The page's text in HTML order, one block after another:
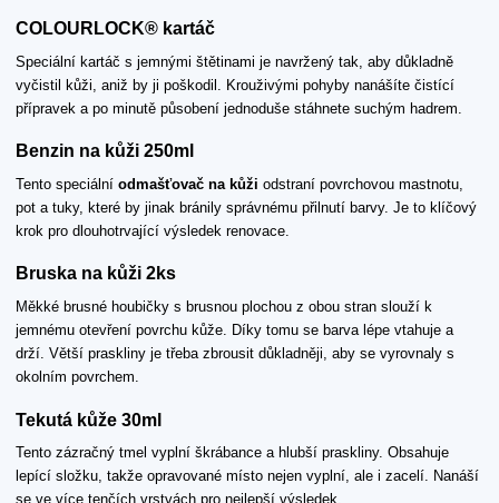
COLOURLOCK® kartáč
Speciální kartáč s jemnými štětinami je navržený tak, aby důkladně
vyčistil kůži, aniž by ji poškodil. Krouživými pohyby nanášíte čistící
přípravek a po minutě působení jednoduše stáhnete suchým hadrem.
Benzin na kůži 250ml
Tento speciální odmašťovač na kůži odstraní povrchovou mastnotu,
pot a tuky, které by jinak bránily správnému přilnutí barvy. Je to klíčový
krok pro dlouhotrvající výsledek renovace.
Bruska na kůži 2ks
Měkké brusné houbičky s brusnou plochou z obou stran slouží k
jemnému otevření povrchu kůže. Díky tomu se barva lépe vtahuje a
drží. Větší praskliny je třeba zbrousit důkladněji, aby se vyrovnaly s
okolním povrchem.
Tekutá kůže 30ml
Tento zázračný tmel vyplní škrábance a hlubší praskliny. Obsahuje
lepící složku, takže opravované místo nejen vyplní, ale i zacelí. Nanáší
se ve více tenčích vrstvách pro nejlepší výsledek.